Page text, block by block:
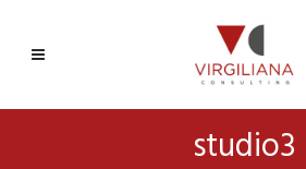
studio3